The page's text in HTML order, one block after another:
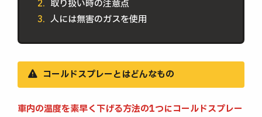
取り扱い時の注意点
人には無害のガスを使用
コールドスプレーとはどんなもの
車内の温度を素早く下げる方法の1つにコールドスプレー